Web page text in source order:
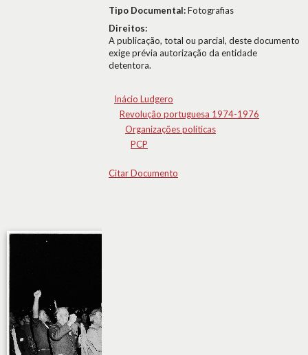
Tipo Documental:Fotografias
Direitos:
A publicação, total ou parcial, deste documento
exige prévia autorização da entidade
detentora.
Inácio Ludgero
Revolução portuguesa 1974-1976
Organizações políticas
PCP
Citar Documento